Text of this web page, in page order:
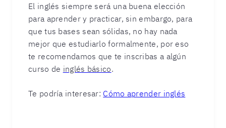
El inglés siempre será una buena elección
para aprender y practicar, sin embargo, para
que tus bases sean sólidas, no hay nada
mejor que estudiarlo formalmente, por eso
te recomendamos que te inscribas a algún
curso de inglés básico.
Te podría interesar: Cómo aprender inglés